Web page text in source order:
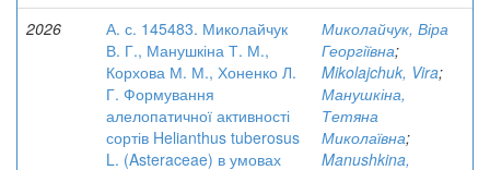
2026
А. с. 145483. Миколайчук
В. Г., Манушкіна Т. М.,
Корхова М. М., Хоненко Л.
Г. Формування
алелопатичної активності
сортів Helianthus tuberosus
L. (Asteraceae) в умовах
Миколайчук, Віра
Георгіївна;
Mikolajchuk, Vira;
Манушкіна,
Тетяна
Миколаївна;
Manushkina,